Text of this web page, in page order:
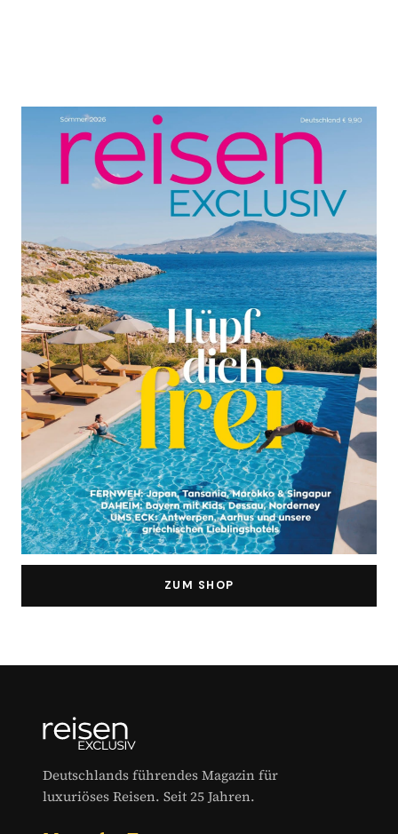
ZUM SHOP
Deutschlands führendes Magazin für
luxuriöses Reisen. Seit 25 Jahren.